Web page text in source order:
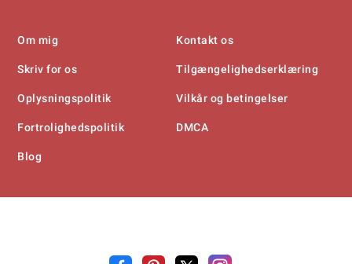
Om mig
Skriv for os
Oplysningspolitik
Fortrolighedspolitik
Blog
Kontakt os
Tilgængelighedserklæring
Vilkår og betingelser
DMCA